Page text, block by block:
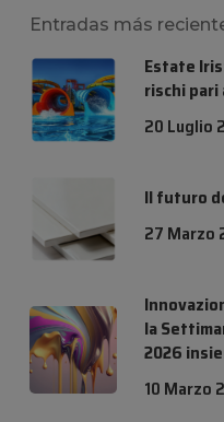
Entradas más
Estate
rischi pari
20 Luglio
Il futuro
27 Marzo
la
2026
10 Marzo